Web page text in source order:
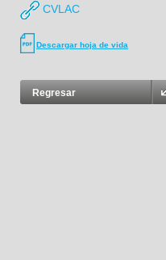
CVLAC
Descargar hoja de vida
Regresar